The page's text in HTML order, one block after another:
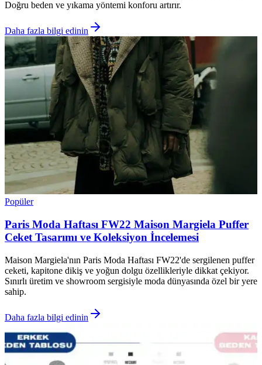
Doğru beden ve yıkama yöntemi konforu artırır.
Daha fazla bilgi edinin
Popüler
Paris Moda Haftası FW22 Maison Margiela Puffer
Ceket Tasarımı ve Koleksiyon İncelemesi
Maison Margiela'nın Paris Moda Haftası FW22'de sergilenen puffer
ceketi, kapitone dikiş ve yoğun dolgu özellikleriyle dikkat çekiyor.
Sınırlı üretim ve showroom sergisiyle moda dünyasında özel bir yere
sahip.
Daha fazla bilgi edinin